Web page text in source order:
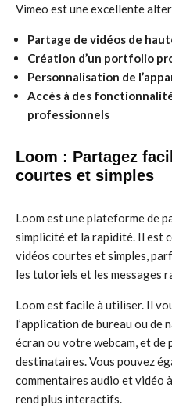
Vimeo est une excellente
Partage de vidéos de
Création d’un portfolio
Personnalisation de
Accès à des
professionnels
Loom : Partagez
courtes et simples
Loom est une plateforme de
simplicité et la rapidité. Il est
vidéos courtes et simples,
les tutoriels et les messages
Loom est facile à utiliser. Il
l’application de bureau ou de
écran ou votre webcam, et de
destinataires. Vous pouvez
commentaires audio et vidéo
rend plus interactifs.